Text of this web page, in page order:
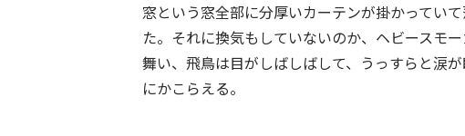
窓という窓全部に分厚いカーテンが掛かってい
た。それに換気もしていないのか、ヘビースモ
舞い、飛鳥は目がしばしばして、うっすらと涙
にかこらえる。